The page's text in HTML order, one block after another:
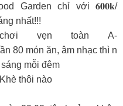
Garden chỉ với 𝟔𝟎𝟎𝐤/
nhất!!!
vẹn toàn A-
80 món ăn, âm nhạc thì n
mỗi đêm
thôi nào